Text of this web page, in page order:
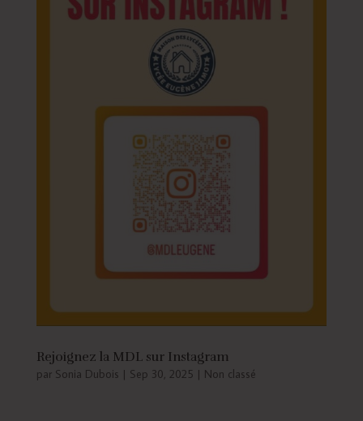
Rejoignez la MDL sur Instagram
par Sonia Dubois | Sep 30, 2025 | Non classé